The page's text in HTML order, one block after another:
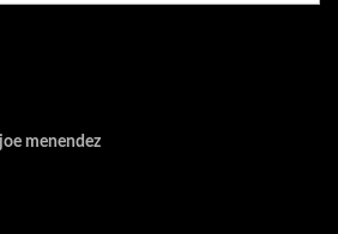
menendez